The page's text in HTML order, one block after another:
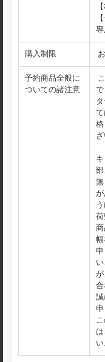
購入制限
予約商品全般に
ついての諸注意
ざ
無
合
申
い